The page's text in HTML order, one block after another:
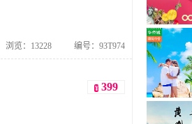
浏览： 13228 编号：93T974
¥ 399